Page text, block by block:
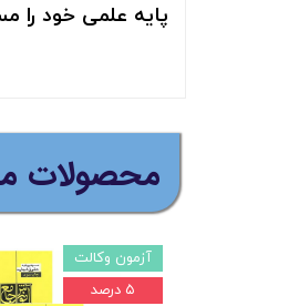
پایه علمی خود را
​محصولات
آزمون وکالت
۵ درصد